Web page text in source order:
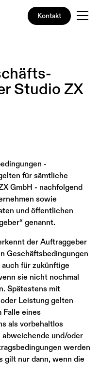
Kontakt
Studio ZX
-
für sämtliche
GmbH - nachfolgend
sowie
und öffentlichen
genannt.
der Auftraggeber
Geschäftsbedingungen
für zukünftige
sie nicht nochmal
Spätestens mit
Leistung gelten
Falle eines
als vorbehaltlos
abweichende und/oder
werden
gilt nur dann, wenn die